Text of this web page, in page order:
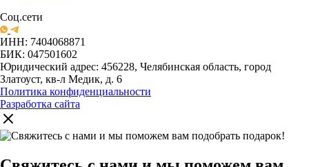
Соц.сети
ИНН: 7404068871
БИК: 047501602
Юридический адрес: 456228, Челябинская область, город
Златоуст, кв-л Медик, д. 6
Политика конфиденциальности
Разработка сайта